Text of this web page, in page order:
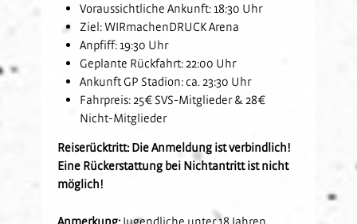
Voraussichtliche Ankunft: 18:30 Uhr
Ziel: WIRmachenDRUCK Arena
Anpfiff: 19:30 Uhr
Geplante Rückfahrt: 22:00 Uhr
Ankunft GP Stadion: ca. 23:30 Uhr
Fahrpreis: 25€ SVS-Mitglieder & 28€
Nicht-Mitglieder
Reiserücktritt: Die Anmeldung ist verbindlich!
Eine Rückerstattung bei Nichtantritt ist nicht
möglich!
Anmerkung: Jugendliche unter 18 Jahren